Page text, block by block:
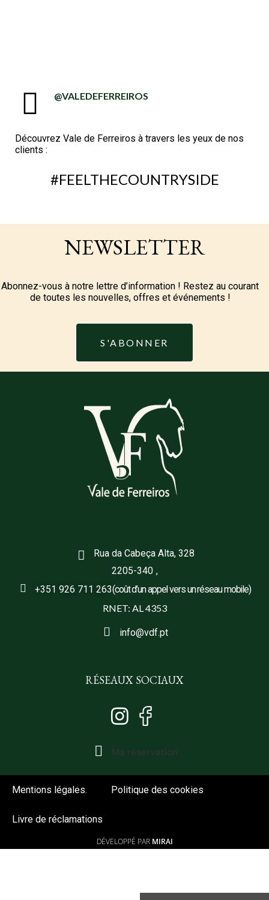
@VALEDEFERREIROS
Découvrez Vale de Ferreiros à travers les yeux de nos
clients :
#FEELTHECOUNTRYSIDE
NEWSLETTER
Abonnez-vous à notre lettre d’information ! Restez au courant
de toutes les nouvelles, offres et événements !
S'ABONNER
Rua da Cabeça Alta, 328
2205-340 ,
+351 926 711 263(coût d’un appel vers un réseau mobile)
RNET: AL 4353
info@vdf.pt
RÉSEAUX SOCIAUX
Ma réservation
Mentions légales. Politique des cookies
Livre de réclamations
DÉVELOPPÉ PAR MIRAI